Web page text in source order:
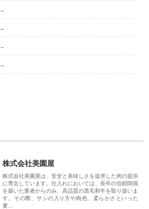
－
－
－
－
株式会社美園屋
株式会社美園屋は、安全と美味しさを追求した肉の提供
に専念しています。仕入れにおいては、長年の信頼関係
を築いた業者からのみ、高品質の黒毛和牛を取り扱いま
す。その際、サシの入り方や肉色、柔らかさといった
要…